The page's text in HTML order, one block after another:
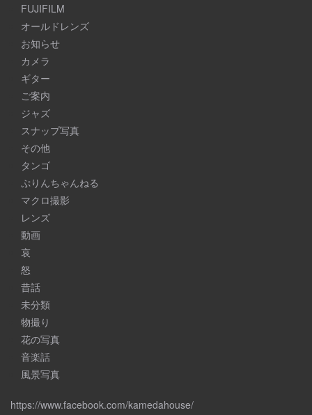
FUJIFILM
オールドレンズ
お知らせ
カメラ
ギター
ご案内
ジャズ
スナップ写真
その他
タンゴ
ぷりんちゃんねる
マクロ撮影
レンズ
動画
哀
怒
昔話
未分類
物撮り
花の写真
音楽話
風景写真
https://www.facebook.com/kamedahouse/